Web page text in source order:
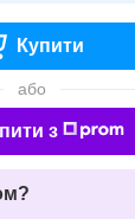
Купити
або
з